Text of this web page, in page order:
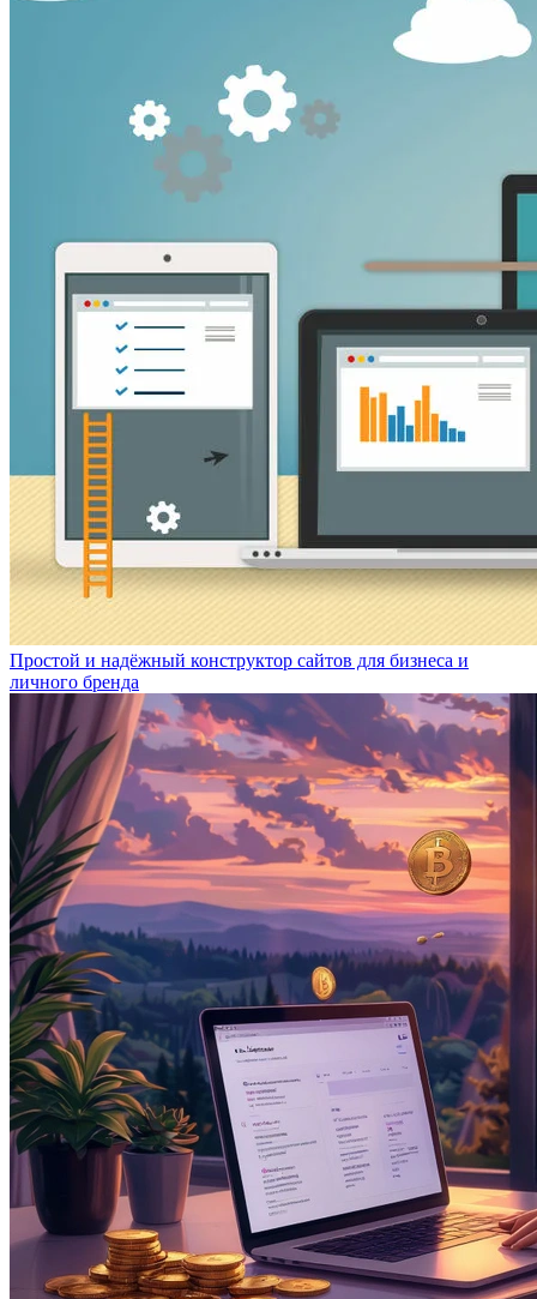
Простой и надёжный конструктор сайтов для бизнеса и
личного бренда